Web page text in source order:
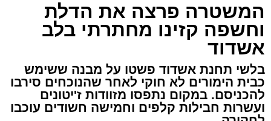
המשטרה פרצה את הדלת
וחשפה קזינו מחתרתי בלב
אשדוד
בלשי תחנת אשדוד פשטו על מבנה ששימש
כבית הימורים לא חוקי לאחר שהנוכחים סירבו
להכניסם. במקום נתפסו מזוודות ז'יטונים
ועשרות חבילות קלפים וחמישה חשודים עוכבו